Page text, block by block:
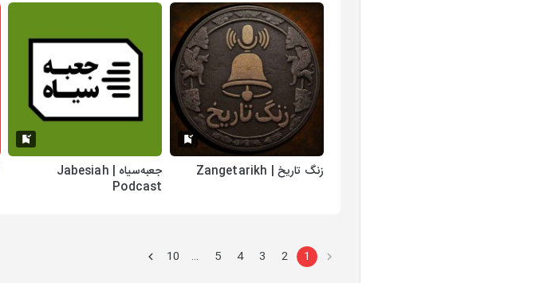
زنگ تاریخ | Zangetarikh
جعبه‌سیاه | Jabesiah
Podcast
1
2
3
4
5
…
10